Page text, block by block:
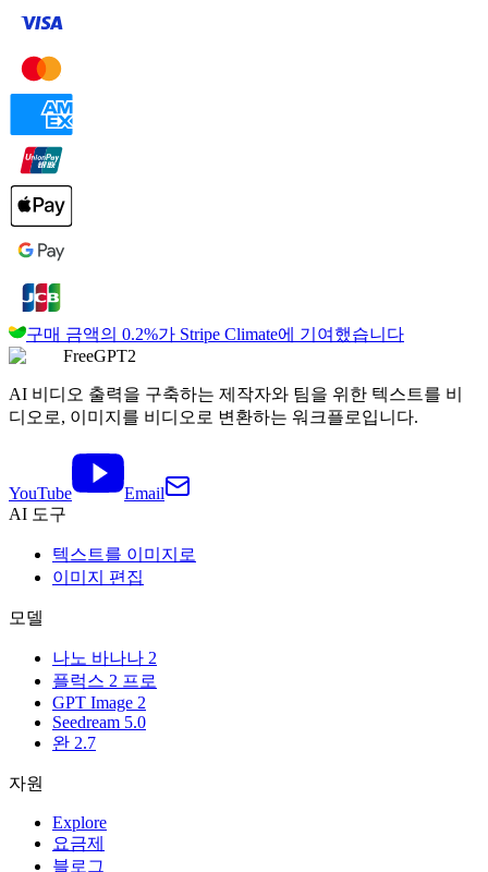
구매 금액의 0.2%가 Stripe Climate에 기여했습니다
FreeGPT2
AI 비디오 출력을 구축하는 제작자와 팀을 위한 텍스트를 비
디오로, 이미지를 비디오로 변환하는 워크플로입니다.
YouTube
Email
AI 도구
텍스트를 이미지로
이미지 편집
모델
나노 바나나 2
플럭스 2 프로
GPT Image 2
Seedream 5.0
완 2.7
자원
Explore
요금제
블로그